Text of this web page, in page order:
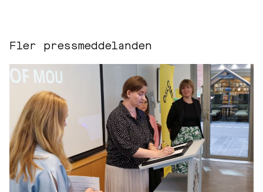
Fler pressmeddelanden